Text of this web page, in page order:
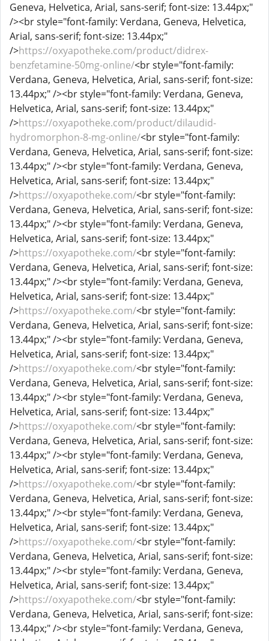
Geneva, Helvetica, Arial, sans-serif; font-size: 13.44px;"
/><br style="font-family: Verdana, Geneva, Helvetica,
Arial, sans-serif; font-size: 13.44px;"
/>https://oxyapotheke.com/product/didrex-
benzfetamine-50mg-online/<br style="font-family:
Verdana, Geneva, Helvetica, Arial, sans-serif; font-size:
13.44px;" /><br style="font-family: Verdana, Geneva,
Helvetica, Arial, sans-serif; font-size: 13.44px;"
/>https://oxyapotheke.com/product/dilaudid-
hydromorphon-8-mg-online/<br style="font-family:
Verdana, Geneva, Helvetica, Arial, sans-serif; font-size:
13.44px;" /><br style="font-family: Verdana, Geneva,
Helvetica, Arial, sans-serif; font-size: 13.44px;"
/>https://oxyapotheke.com/<br style="font-family:
Verdana, Geneva, Helvetica, Arial, sans-serif; font-size:
13.44px;" /><br style="font-family: Verdana, Geneva,
Helvetica, Arial, sans-serif; font-size: 13.44px;"
/>https://oxyapotheke.com/<br style="font-family:
Verdana, Geneva, Helvetica, Arial, sans-serif; font-size:
13.44px;" /><br style="font-family: Verdana, Geneva,
Helvetica, Arial, sans-serif; font-size: 13.44px;"
/>https://oxyapotheke.com/<br style="font-family:
Verdana, Geneva, Helvetica, Arial, sans-serif; font-size:
13.44px;" /><br style="font-family: Verdana, Geneva,
Helvetica, Arial, sans-serif; font-size: 13.44px;"
/>https://oxyapotheke.com/<br style="font-family:
Verdana, Geneva, Helvetica, Arial, sans-serif; font-size:
13.44px;" /><br style="font-family: Verdana, Geneva,
Helvetica, Arial, sans-serif; font-size: 13.44px;"
/>https://oxyapotheke.com/<br style="font-family:
Verdana, Geneva, Helvetica, Arial, sans-serif; font-size:
13.44px;" /><br style="font-family: Verdana, Geneva,
Helvetica, Arial, sans-serif; font-size: 13.44px;"
/>https://oxyapotheke.com/<br style="font-family:
Verdana, Geneva, Helvetica, Arial, sans-serif; font-size:
13.44px;" /><br style="font-family: Verdana, Geneva,
Helvetica, Arial, sans-serif; font-size: 13.44px;"
/>https://oxyapotheke.com/<br style="font-family:
Verdana, Geneva, Helvetica, Arial, sans-serif; font-size:
13.44px;" /><br style="font-family: Verdana, Geneva,
Helvetica, Arial, sans-serif; font-size: 13.44px;"
/>https://oxyapotheke.com/<br style="font-family:
Verdana, Geneva, Helvetica, Arial, sans-serif; font-size:
13.44px;" /><br style="font-family: Verdana, Geneva,